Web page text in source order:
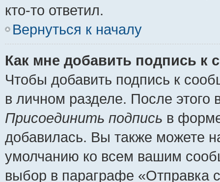
кто-то ответил.
Вернуться к началу
Как мне добавить подпись к
Чтобы добавить подпись к
в личном разделе. После
Присоединить подпись в
добавилась. Вы также можете
умолчанию ко всем вашим
выбор в параграфе «Отправка